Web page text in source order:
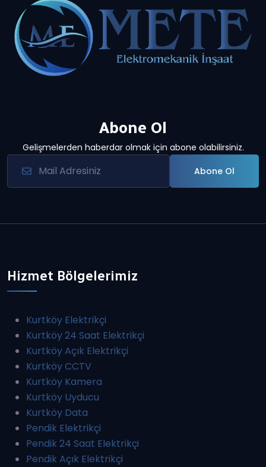
Abone Ol
Gelişmelerden haberdar olmak için abone olabilirsiniz.
Abone Ol
Hizmet Bölgelerimiz
Kurtköy Elektrikçi
Kurtköy 24 Saat Elektrikçi
Kurtköy Açık Elektrikçi
Kurtköy CCTV
Kurtköy Kamera
Kurtköy Uyducu
Kurtköy Data
Pendik Elektrikçi
Pendik 24 Saat Elektrikçi
Pendik Açık Elektrikçi